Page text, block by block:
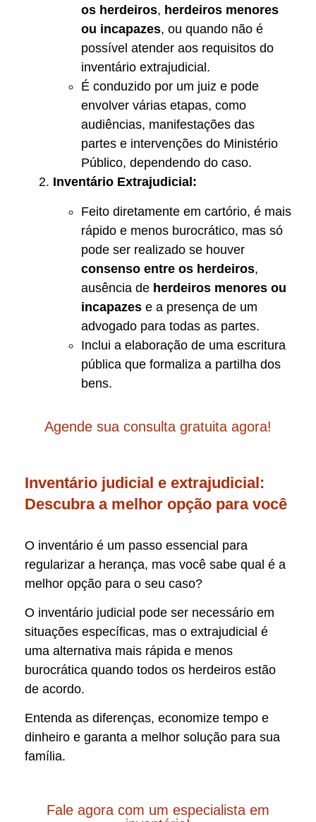
os herdeiros, herdeiros menores
ou incapazes, ou quando não é
possível atender aos requisitos do
inventário extrajudicial.
É conduzido por um juiz e pode
envolver várias etapas, como
audiências, manifestações das
partes e intervenções do Ministério
Público, dependendo do caso.
Inventário Extrajudicial:
Feito diretamente em cartório, é mais
rápido e menos burocrático, mas só
pode ser realizado se houver
consenso entre os herdeiros,
ausência de herdeiros menores ou
incapazes e a presença de um
advogado para todas as partes.
Inclui a elaboração de uma escritura
pública que formaliza a partilha dos
bens.
Agende sua consulta gratuita agora!
Inventário judicial e extrajudicial:
Descubra a melhor opção para você
O inventário é um passo essencial para
regularizar a herança, mas você sabe qual é a
melhor opção para o seu caso?
O inventário judicial pode ser necessário em
situações específicas, mas o extrajudicial é
uma alternativa mais rápida e menos
burocrática quando todos os herdeiros estão
de acordo.
Entenda as diferenças, economize tempo e
dinheiro e garanta a melhor solução para sua
família.
Fale agora com um especialista em